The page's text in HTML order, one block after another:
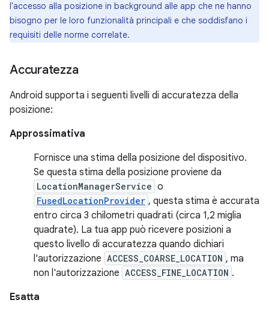
l'accesso alla posizione in background alle app che ne hanno
bisogno per le loro funzionalità principali e che soddisfano i
requisiti delle norme correlate.
Accuratezza
Android supporta i seguenti livelli di accuratezza della
posizione:
Approssimativa
Fornisce una stima della posizione del dispositivo.
Se questa stima della posizione proviene da
LocationManagerService o
FusedLocationProvider , questa stima è accurata
entro circa 3 chilometri quadrati (circa 1,2 miglia
quadrate). La tua app può ricevere posizioni a
questo livello di accuratezza quando dichiari
l'autorizzazione ACCESS_COARSE_LOCATION , ma
non l'autorizzazione ACCESS_FINE_LOCATION .
Esatta